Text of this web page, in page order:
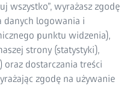
możliwości
system
zakresy
wszystko”, wyrażasz zgodę
danych logowania i
punktu widzenia),
strony (statystyki),
dostarczania treści
zgodę na używanie